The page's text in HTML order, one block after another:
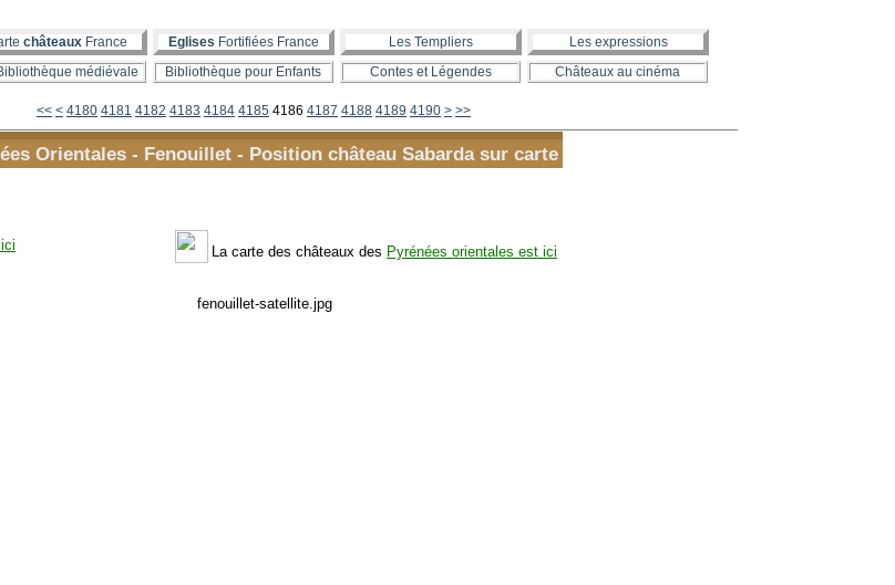
châteauxFrance Eglises Fortifiées France Les Templiers
Les expressions
médiévale Bibliothèque pour Enfants Contes et Légendes Châteaux au cinéma
<< < 4100
4110
4120
4130
4140
4150
4160
4170
4180 4181 4182 4183 4184 4185 4186 4187 4188 4189 4190 4200
4300
4400
4500
4600
4700
4800
4900
5000
5100
5200
5300
5400
5500
5600
> >>
Orientales - Fenouillet - Position château Sabarda sur carte
La carte des châteaux des Pyrénées orientales est ici